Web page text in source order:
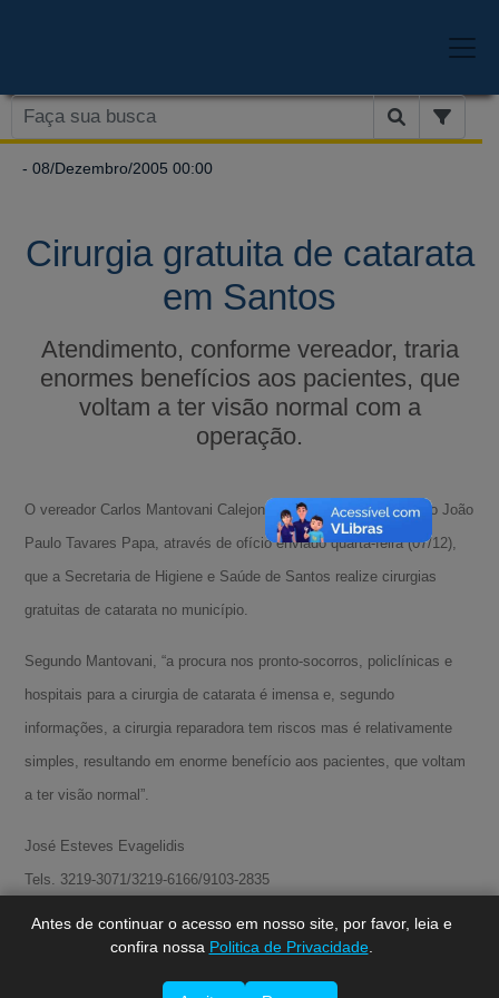
Antes de continuar o acesso em nosso site, por favor, leia e
confira nossa Politica de Privacidade.
- 08/Dezembro/2005 00:00
Cirurgia gratuita de catarata
em Santos
Atendimento, conforme vereador, traria
enormes benefícios aos pacientes, que
voltam a ter visão normal com a
operação.
O vereador Carlos Mantovani Calejon (PTB) solicitou ao prefeito João
Paulo Tavares Papa, através de ofício enviado quarta-feira (07/12),
que a Secretaria de Higiene e Saúde de Santos realize cirurgias
gratuitas de catarata no município.
Segundo Mantovani, “a procura nos pronto-socorros, policlínicas e
hospitais para a cirurgia de catarata é imensa e, segundo
informações, a cirurgia reparadora tem riscos mas é relativamente
simples, resultando em enorme benefício aos pacientes, que voltam
a ter visão normal”.
José Esteves Evagelidis
Tels. 3219-3071/3219-6166/9103-2835